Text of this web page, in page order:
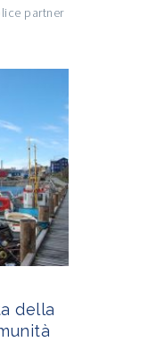
partner
della